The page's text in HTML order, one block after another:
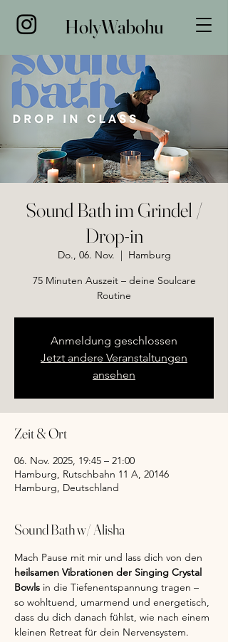
HolyWabohu
Sound Bath im Grindel /
Drop-in
Do., 06. Nov.
  |
Hamburg
75 Minuten Auszeit – deine Soulcare
Routine
Anmeldung geschlossen
Jetzt andere Veranstaltungen
ansehen
Zeit & Ort
06. Nov. 2025, 19:45 – 21:00
Hamburg, Rutschbahn 11 A, 20146
Hamburg, Deutschland
Sound Bath w/ Alisha
Mach Pause mit mir und lass dich von den
heilsamen Vibrationen der Singing Crystal
Bowls in die Tiefenentspannung tragen –
so wohltuend, umarmend und energetisch,
dass du dich danach fühlst, wie nach einem
kleinen Retreat für dein Nervensystem.